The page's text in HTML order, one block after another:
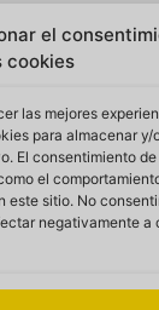
el
cookies
las mejores
para almacenar y/
El consentimiento
el
este sitio. No
negativamente a
Granallado
+34
Email:
Ubicación:
Calle